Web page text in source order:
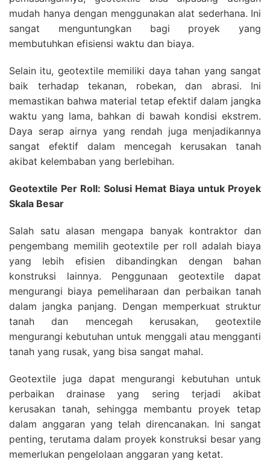
mudah hanya dengan menggunakan alat sederhana. Ini
sangat menguntungkan bagi proyek yang
membutuhkan efisiensi waktu dan biaya.
Selain itu, geotextile memiliki daya tahan yang sangat
baik terhadap tekanan, robekan, dan abrasi. Ini
memastikan bahwa material tetap efektif dalam jangka
waktu yang lama, bahkan di bawah kondisi ekstrem.
Daya serap airnya yang rendah juga menjadikannya
sangat efektif dalam mencegah kerusakan tanah
akibat kelembaban yang berlebihan.
Geotextile Per Roll: Solusi Hemat Biaya untuk Proyek
Skala Besar
Salah satu alasan mengapa banyak kontraktor dan
pengembang memilih geotextile per roll adalah biaya
yang lebih efisien dibandingkan dengan bahan
konstruksi lainnya. Penggunaan geotextile dapat
mengurangi biaya pemeliharaan dan perbaikan tanah
dalam jangka panjang. Dengan memperkuat struktur
tanah dan mencegah kerusakan, geotextile
mengurangi kebutuhan untuk menggali atau mengganti
tanah yang rusak, yang bisa sangat mahal.
Geotextile juga dapat mengurangi kebutuhan untuk
perbaikan drainase yang sering terjadi akibat
kerusakan tanah, sehingga membantu proyek tetap
dalam anggaran yang telah direncanakan. Ini sangat
penting, terutama dalam proyek konstruksi besar yang
memerlukan pengelolaan anggaran yang ketat.